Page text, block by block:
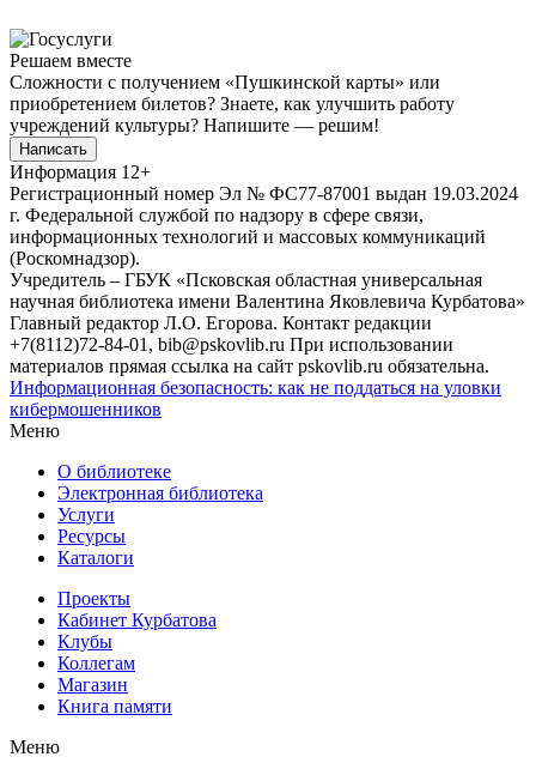
Решаем вместе
Сложности с получением «Пушкинской карты» или
приобретением билетов? Знаете, как улучшить работу
учреждений культуры? Напишите — решим!
Написать
Информация 12+
Регистрационный номер Эл № ФС77-87001 выдан 19.03.2024
г. Федеральной службой по надзору в сфере связи,
информационных технологий и массовых коммуникаций
(Роскомнадзор).
Учредитель – ГБУК «Псковская областная универсальная
научная библиотека имени Валентина Яковлевича Курбатова»
Главный редактор Л.О. Егорова. Контакт редакции
+7(8112)72-84-01, bib@pskovlib.ru При использовании
материалов прямая ссылка на сайт pskovlib.ru обязательна.
Информационная безопасность: как не поддаться на уловки
кибермошенников
Меню
О библиотеке
Электронная библиотека
Услуги
Ресурсы
Каталоги
Проекты
Кабинет Курбатова
Клубы
Коллегам
Магазин
Книга памяти
Меню